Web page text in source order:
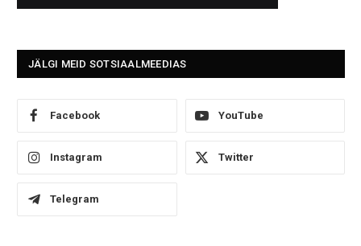
JÄLGI MEID SOTSIAALMEEDIAS
Facebook YouTube
Instagram Twitter
Telegram